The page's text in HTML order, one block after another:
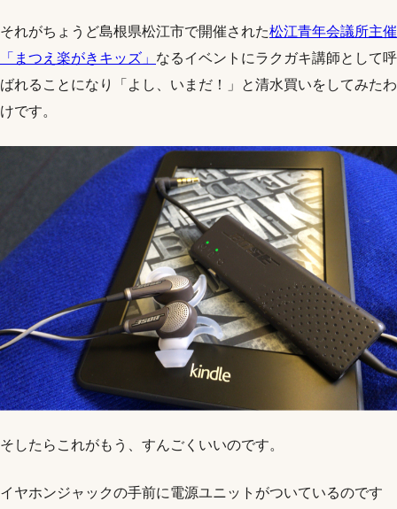
それがちょうど島根県松江市で開催された松江青年会議所主催
「まつえ楽がきキッズ」 なるイベントにラクガキ講師として呼
ばれることになり「よし、いまだ！」と清水買いをしてみたわ
けです。
そしたらこれがもう、すんごくいいのです。
イヤホンジャックの手前に電源ユニットがついているのです